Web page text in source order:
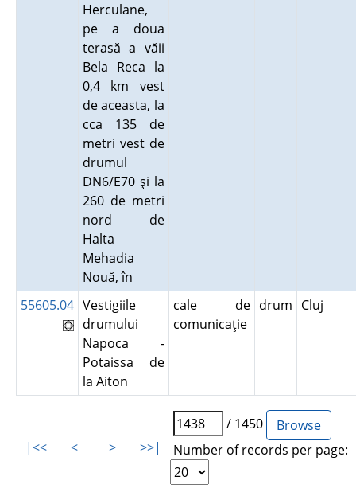
Herculane,
pe a doua
terasă a văii
Bela Reca la
0,4 km vest
de aceasta, la
cca 135 de
metri vest de
drumul
DN6/E70 şi la
260 de metri
nord de
Halta
Mehadia
Nouă, în
55605.04 Vestigiile
drumului
Napoca -
Potaissa de
la Aiton
cale de
comunicaţie
drum Cluj
|<< < > >>|
/ 1450
Number of records per page: